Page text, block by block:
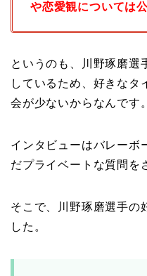
や恋愛観については
というのも、川野琢磨選
しているため、好きなタ
会が少ないからなんです。
インタビューはバレーボ
だプライベートな質問を
そこで、川野琢磨選手の
した。